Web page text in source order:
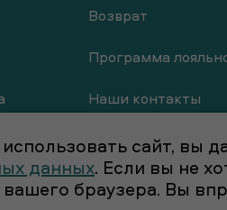
Возврат
Программа
Наши контакты
сайт, вы
данных. Если вы не
вашего браузера. Вы